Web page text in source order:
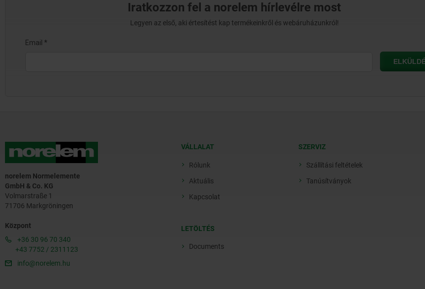
Iratkozzon fel a norelem hírlevélre most
Legyen az első, aki értesítést kap termékeinkről és webáruházunkról!
norelem Normelemente
GmbH & Co. KG
Volmarstraße 1
71706 Markgröningen
Központ
+36 30 96 70 340
+43 7752 / 2311123
info@norelem.hu
VÁLLALAT
Rólunk
Aktuális
Kapcsolat
LETÖLTÉS
Documents
SZERVIZ
Szállítási feltételek
Tanúsítványok